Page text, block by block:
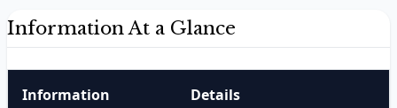
Information At a Glance
Information Details